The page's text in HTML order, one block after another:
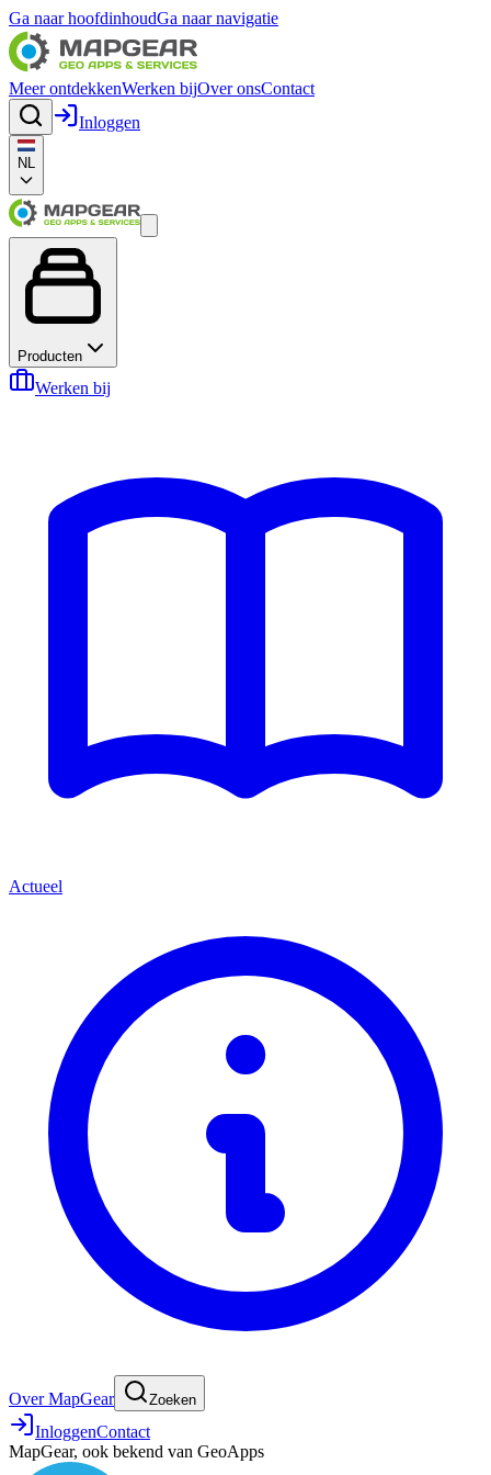
Ga naar hoofdinhoudGa naar navigatie
Meer ontdekkenWerken bijOver onsContact
Inloggen
NL
Producten
Werken bij
Actueel
Over MapGear Zoeken
InloggenContact
MapGear, ook bekend van GeoApps